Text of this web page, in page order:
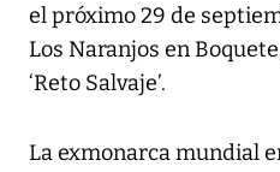
el próximo 29 de
Los Naranjos en
‘Reto Salvaje’.
La exmonarca mundial